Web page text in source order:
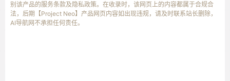
别该产品的服务条款及隐私政策。在收录时，该网页上的内容都属于合规合
法，后期【Project Neo】产品网页内容如出现违规，请及时联系站长删除，
AI导航网不承担任何责任。